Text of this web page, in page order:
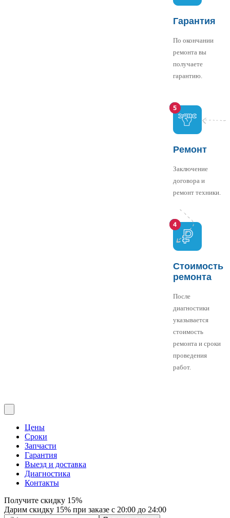
Стоимость
ремонта
После
диагностики
указывается
стоимость
ремонта и сроки
проведения
работ.
Ремонт
Заключение
договора и
ремонт техники.
Гарантия
По окончании
ремонта вы
получаете
гарантию.
Цены
Сроки
Запчасти
Гарантия
Выезд и доставка
Диагностика
Контакты
Получите скидку 15%
Дарим скидку 15% при заказе с 20:00 до 24:00